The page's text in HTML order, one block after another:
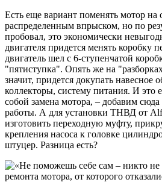
Есть еще вариант поменять мотор
распределенным впрыском, но по
пробовал, это экономически
двигателя придется менять коробку
двигатель шел с 6-ступенчатой
"пятиступка". Опять же на
значит, придется докупать навесное
коллекторы, систему питания. И это
собой замена мотора, – добавим сюда
работы. А для установки ТНВД от
изготовить переходную муфту,
крепления насоса к головке
штуцер. Разница есть?